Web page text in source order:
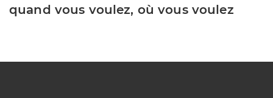
quand vous voulez, où vous voulez